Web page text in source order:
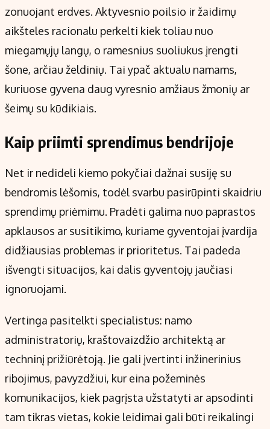
zonuojant erdves. Aktyvesnio poilsio ir žaidimų
aikšteles racionalu perkelti kiek toliau nuo
miegamųjų langų, o ramesnius suoliukus įrengti
šone, arčiau želdinių. Tai ypač aktualu namams,
kuriuose gyvena daug vyresnio amžiaus žmonių ar
šeimų su kūdikiais.
Kaip priimti sprendimus bendrijoje
Net ir nedideli kiemo pokyčiai dažnai susiję su
bendromis lėšomis, todėl svarbu pasirūpinti skaidriu
sprendimų priėmimu. Pradėti galima nuo paprastos
apklausos ar susitikimo, kuriame gyventojai įvardija
didžiausias problemas ir prioritetus. Tai padeda
išvengti situacijos, kai dalis gyventojų jaučiasi
ignoruojami.
Vertinga pasitelkti specialistus: namo
administratorių, kraštovaizdžio architektą ar
techninį prižiūrėtoją. Jie gali įvertinti inžinerinius
ribojimus, pavyzdžiui, kur eina požeminės
komunikacijos, kiek pagrįsta užstatyti ar apsodinti
tam tikras vietas, kokie leidimai gali būti reikalingi